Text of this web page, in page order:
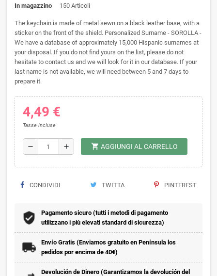
In magazzino
150 Articoli
The keychain is made of metal sewn on a black leather base, with a
sticker on the front of the shield. Personalized Surname - SOROLLA -
We have a database of approximately 15,000 Hispanic surnames at
your disposal. If you do not find yours on the list, please do not
hesitate to contact us and we will look for it in our database. If your
last name is not available, we will need between 5 and 7 days to
prepare it.
4,49 €
Tasse incluse
remove add shopping_cart AGGIUNGI AL CARRELLO
CONDIVIDI TWITTA PINTEREST
Pagamento sicuro (tutti i metodi di pagamento
utilizzano i più elevati standard di sicurezza)
Envío Gratis (Enviamos gratuito en Península los
pedidos por encima de 40€)
Devolución de Dinero (Garantizamos la devolución del